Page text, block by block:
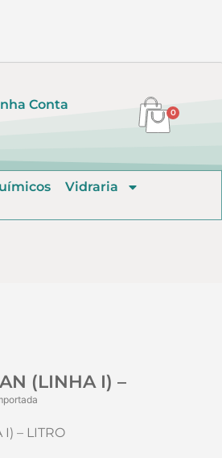
Conta
0
Vidraria
(LINHA I) –
I) – LITRO